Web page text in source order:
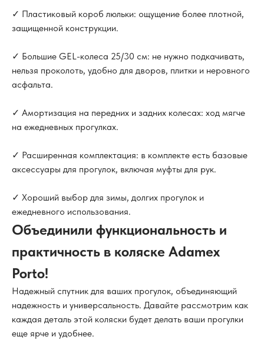
✓ Пластиковый короб люльки: ощущение более плотной,
защищенной конструкции.
✓ Большие GEL-колеса 25/30 см: не нужно подкачивать,
нельзя проколоть, удобно для дворов, плитки и неровного
асфальта.
✓ Амортизация на передних и задних колесах: ход мягче
на ежедневных прогулках.
✓ Расширенная комплектация: в комплекте есть базовые
аксессуары для прогулок, включая муфты для рук.
✓ Хороший выбор для зимы, долгих прогулок и
ежедневного использования.
Объединили функциональность и
практичность в коляске Adamex
Porto!
Надежный спутник для ваших прогулок, объединяющий
надежность и универсальность. Давайте рассмотрим как
каждая деталь этой коляски будет делать ваши прогулки
еще ярче и удобнее.